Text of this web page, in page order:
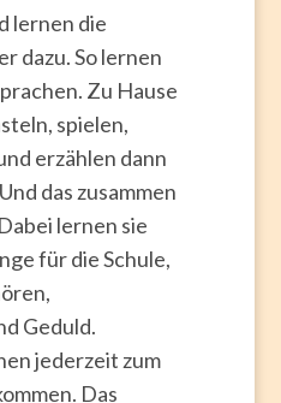
lernen die
dazu. So lernen
Zu Hause
spielen,
erzählen dann
das zusammen
lernen sie
für die Schule,
Geduld.
jederzeit zum
Das